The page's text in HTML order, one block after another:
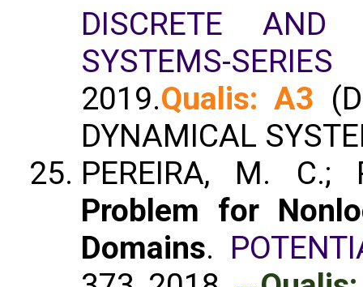
DISCRETE AND
SYSTEMS-
2019.Qualis: A3
DYNAMICAL
PEREIRA, M.
Problem for
Domains.